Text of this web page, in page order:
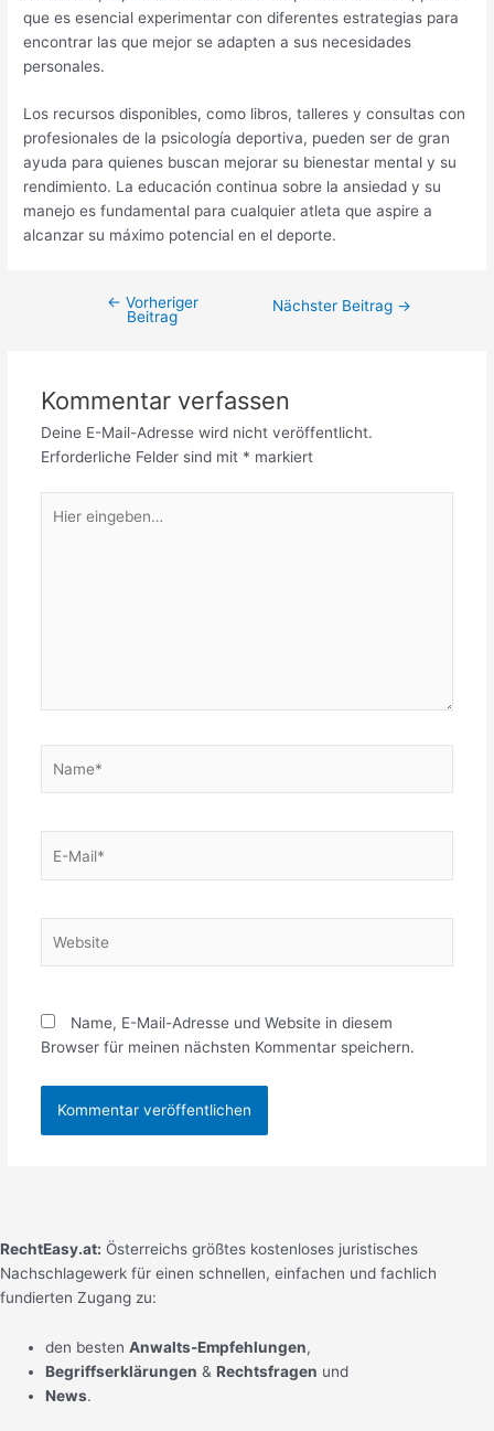
que es esencial experimentar con diferentes estrategias para
encontrar las que mejor se adapten a sus necesidades
personales.
Los recursos disponibles, como libros, talleres y consultas con
profesionales de la psicología deportiva, pueden ser de gran
ayuda para quienes buscan mejorar su bienestar mental y su
rendimiento. La educación continua sobre la ansiedad y su
manejo es fundamental para cualquier atleta que aspire a
alcanzar su máximo potencial en el deporte.
← Vorheriger
Beitrag
Nächster Beitrag →
Kommentar verfassen
Deine E-Mail-Adresse wird nicht veröffentlicht.
Erforderliche Felder sind mit * markiert
eingeben…
Mail*
Name, E-Mail-Adresse und Website in diesem
Browser für meinen nächsten Kommentar speichern.
RechtEasy.at: Österreichs größtes kostenloses juristisches
Nachschlagewerk für einen schnellen, einfachen und fachlich
fundierten Zugang zu:
den bestenAnwalts-Empfehlungen,
Begriffserklärungen &Rechtsfragen und
News.